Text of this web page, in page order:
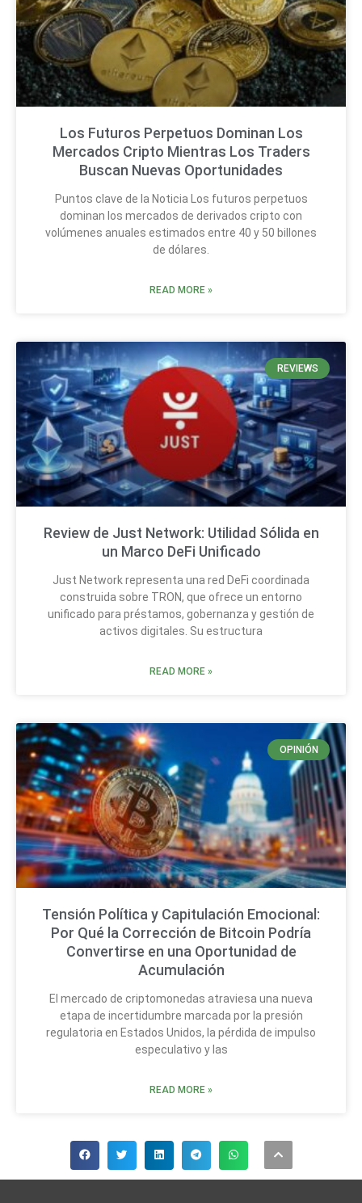
Los Futuros Perpetuos Dominan Los
Mercados Cripto Mientras Los Traders
Buscan Nuevas Oportunidades
Puntos clave de la Noticia Los futuros perpetuos
dominan los mercados de derivados cripto con
volúmenes anuales estimados entre 40 y 50 billones
de dólares.
READ MORE »
REVIEWS
Review de Just Network: Utilidad Sólida en
un Marco DeFi Unificado
Just Network representa una red DeFi coordinada
construida sobre TRON, que ofrece un entorno
unificado para préstamos, gobernanza y gestión de
activos digitales. Su estructura
READ MORE »
OPINIÓN
Tensión Política y Capitulación Emocional:
Por Qué la Corrección de Bitcoin Podría
Convertirse en una Oportunidad de
Acumulación
El mercado de criptomonedas atraviesa una nueva
etapa de incertidumbre marcada por la presión
regulatoria en Estados Unidos, la pérdida de impulso
especulativo y las
READ MORE »